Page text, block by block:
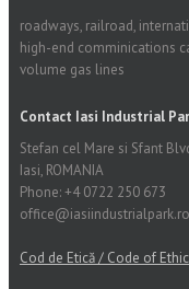
roadways, railroad,
high-end comminications
volume gas lines
Contact Iasi Industrial
Stefan cel Mare si Sfant
Iasi, ROMANIA
Phone: +4 0722 250 673
office@iasiindustrialpark.ro
Cod de Etică / Code of